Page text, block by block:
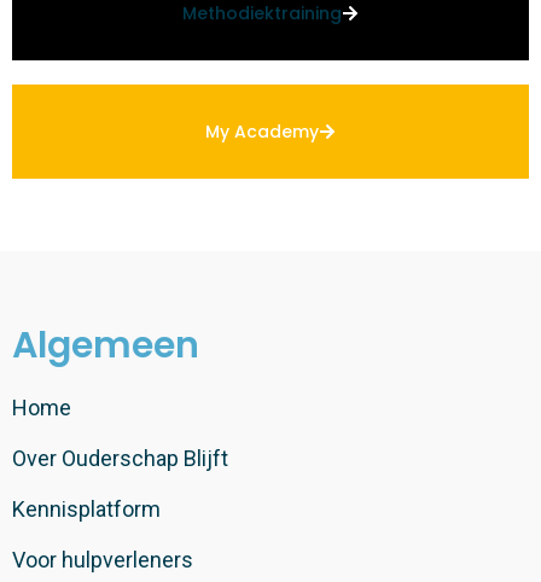
Methodiektraining
My Academy
Algemeen
Home
Over Ouderschap Blijft
Kennisplatform
Voor hulpverleners